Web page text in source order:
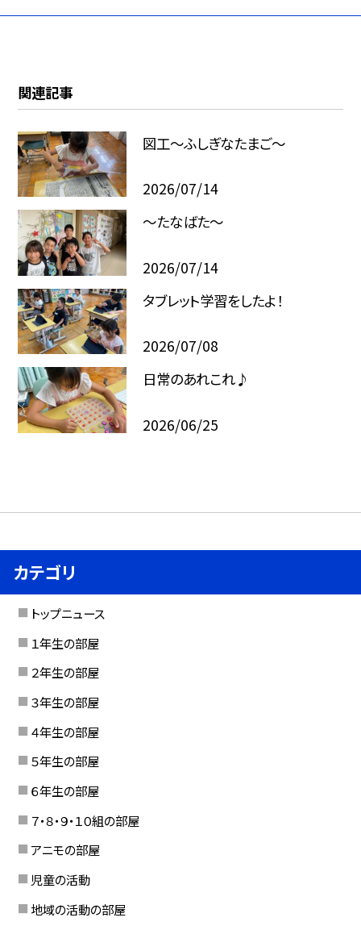
関連記事
図工～ふしぎなたまご～
2026/07/14
～たなばた～
2026/07/14
タブレット学習をしたよ！
2026/07/08
日常のあれこれ♪
2026/06/25
カテゴリ
トップニュース
１年生の部屋
２年生の部屋
３年生の部屋
４年生の部屋
５年生の部屋
６年生の部屋
７・８・９・１０組の部屋
アニモの部屋
児童の活動
地域の活動の部屋